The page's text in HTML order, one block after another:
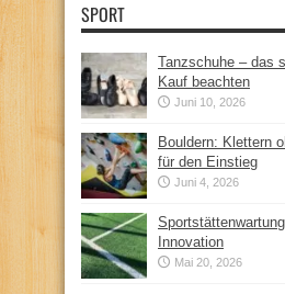
SPORT
Tanzschuhe – das
Kauf beachten
Juni 10, 2026
Bouldern: Klettern
für den Einstieg
Juni 4, 2026
Innovation
Mai 20, 2026